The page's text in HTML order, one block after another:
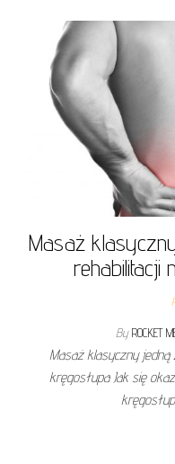
Masaż
rehabilitacji
By ROCKET
Masaż klasyczny jedną
kręgosłupa Jak się